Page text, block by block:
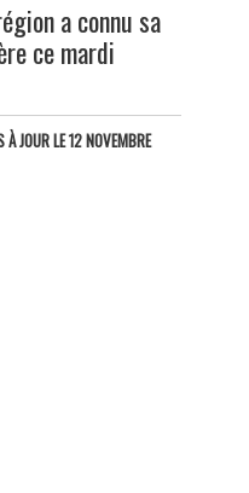
a connu sa
ce mardi
JOUR LE 12 NOVEMBRE